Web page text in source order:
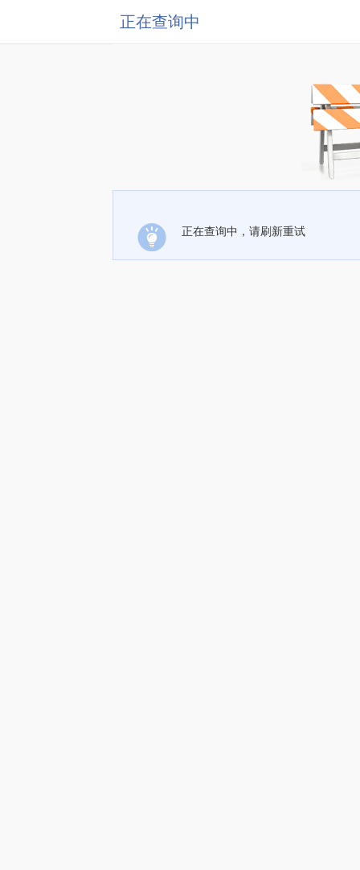
正在查询中
正在查询中，请刷新重试